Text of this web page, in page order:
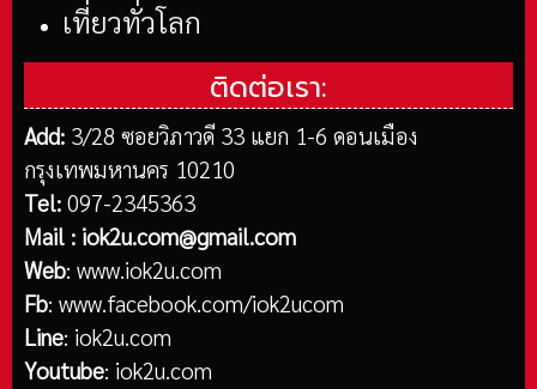
เที่ยวทั่วโลก
ติดต่อเรา:
Add: 3/28 ซอยวิภาวดี 33 แยก 1-6 ดอนเมือง
กรุงเทพมหานคร 10210
Tel: 097-2345363
Mail : iok2u.com@gmail.com
Web: www.iok2u.com
Fb: www.facebook.com/iok2ucom
Line: iok2u.com
Youtube: iok2u.com